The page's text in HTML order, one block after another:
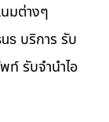
มต่างๆ
บริการ รับ
ท์ รับจำนำไอ